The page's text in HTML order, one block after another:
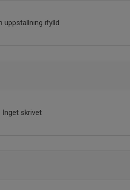
uppställning ifylld
Inget skrivet